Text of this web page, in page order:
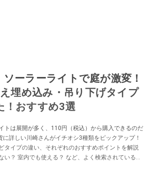
ソーラーライトで庭が激変！
埋め込み・吊り下げタイプ
！おすすめ3選
トは展開が多く、110円（税込）から購入できるのだ
に詳しい川崎さんがイチオシ3種類をピックアップ！
タイプの違い、それぞれのおすすめポイントを解説
い？ 室内でも使える？ など、よく検索されている疑